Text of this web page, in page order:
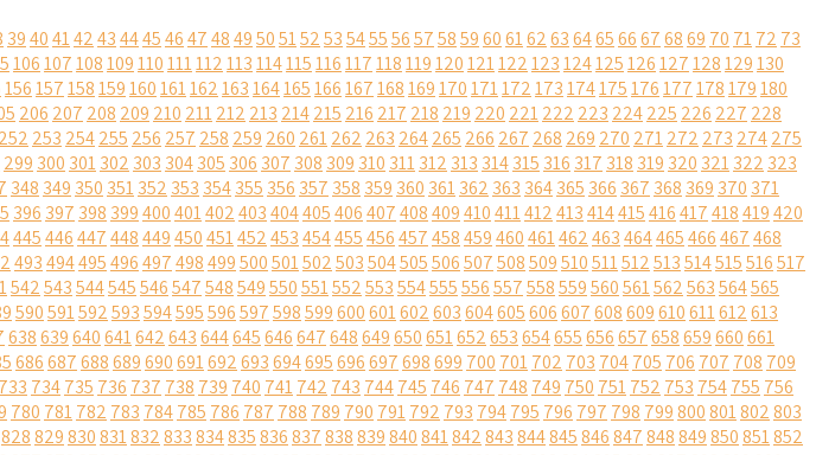
39404142434445464748495051525354555657585960616263646566676869 70 7172 73
106107108109110111112113114115116117118119120121122123124125126127128129130
156157158159160161162163164165166167168169170171172173174175176177178179180
206 207 208 209 210 211212 213 214215 216 217 218 219 220 221222 223 224225 226 227 228
252 253 254255 256 257 258 259 260 261262 263 264265 266 267 268 269 270 271272 273 274275
299 300 301302 303 304305 306 307 308 309 310 311312 313 314315 316 317 318 319 320 321322 323
348 349 350 351352 353 354355 356 357 358 359 360 361362 363 364365 366 367 368 369 370 371
396 397 398 399400401402403404405406407408409410411412413414415416417418419420
445446447448449450451452453454455456457458459460461462463464465466467468
493494495496497498499500501502503504505506507508509510511512513514515516517
542543544545546547548549550551552553554555556557558559560561562563564565
590591592593594595596597598599600601602603604605606607608609610611612613
638639640641642643644645646647648649650651652653654655656657658659660661
686687688689690691692693694695696697698699 700 701702 703 704705 706 707 708 709
733 734735 736 737 738 739 740 741742 743 744745 746 747 748 749 750 751752 753 754755 756
780 781782 783 784785 786 787 788 789 790 791792 793 794795 796 797 798 799800801802803
828829830831832833834835836837838839840841842843844845846847848849850851852